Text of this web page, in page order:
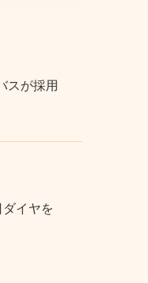
スが採用
イヤを